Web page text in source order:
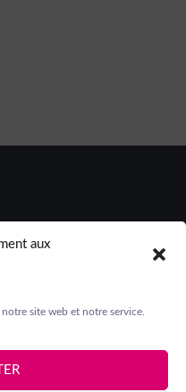
aux
site web et notre service.
Espace presse |